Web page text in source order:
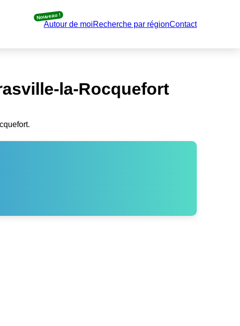
Autour de moi
Nouveau !
Recherche par régionContact
la-Rocquefort